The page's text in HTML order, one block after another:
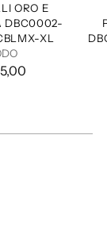
ORO E
DBC0002-
XL